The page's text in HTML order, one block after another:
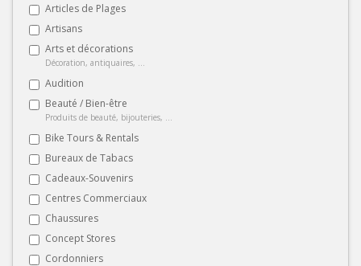
Articles de Plages
Artisans
Arts et décorations
Décoration, antiquaires, ...
Audition
Beauté / Bien-être
Produits de beauté, bijouteries, ...
Bike Tours & Rentals
Bureaux de Tabacs
Cadeaux-Souvenirs
Centres Commerciaux
Chaussures
Concept Stores
Cordonniers